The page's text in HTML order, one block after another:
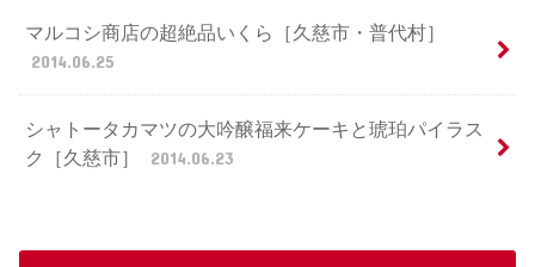
マルコシ商店の超絶品いくら［久慈市・普代村］
2014.06.25
シャトータカマツの大吟醸福来ケーキと琥珀パイラス
ク［久慈市］
2014.06.23